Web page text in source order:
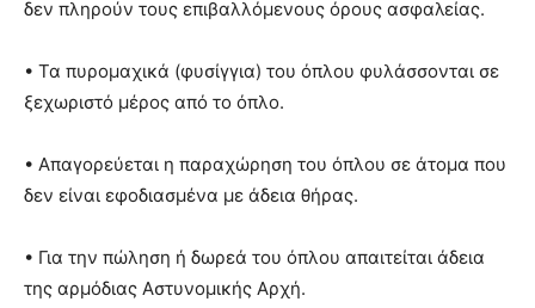
δεν πληρούν τους επιβαλλόμενους όρους ασφαλείας.
• Τα πυρομαχικά (φυσίγγια) του όπλου φυλάσσονται σε
ξεχωριστό μέρος από το όπλο.
• Απαγορεύεται η παραχώρηση του όπλου σε άτομα που
δεν είναι εφοδιασμένα με άδεια θήρας.
• Για την πώληση ή δωρεά του όπλου απαιτείται άδεια
της αρμόδιας Αστυνομικής Αρχή.